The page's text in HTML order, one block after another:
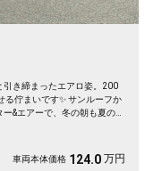
引き締まったエアロ姿。200
る佇まいです✨ サンルーフか
&エアーで、冬の朝も夏の蒸
1年保証付》でお届けしま
車両本体価格 124.0 万円